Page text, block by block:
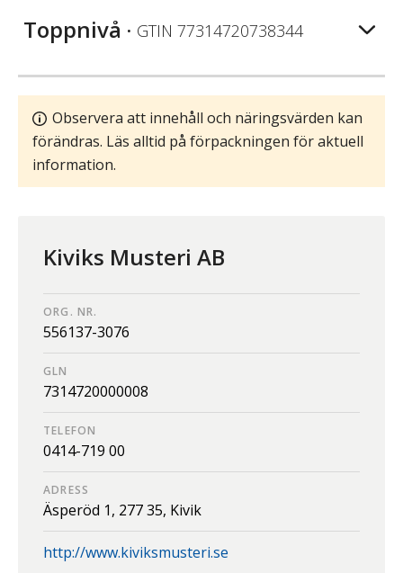
Toppnivå • GTIN 77314720738344
Observera att innehåll och näringsvärden kan
förändras. Läs alltid på förpackningen för aktuell
information.
Kiviks Musteri AB
ORG. NR.
556137-3076
GLN
7314720000008
TELEFON
0414-719 00
ADRESS
Äsperöd 1, 277 35, Kivik
http://www.kiviksmusteri.se